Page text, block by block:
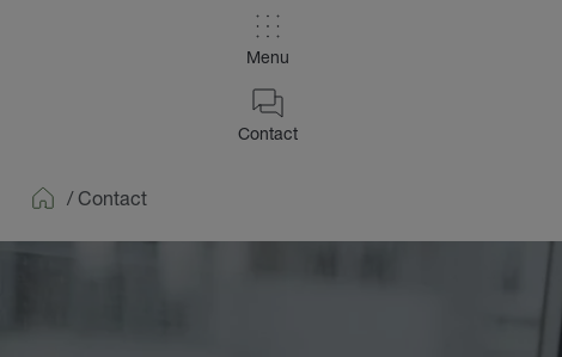
Menu
Contact
/ Contact